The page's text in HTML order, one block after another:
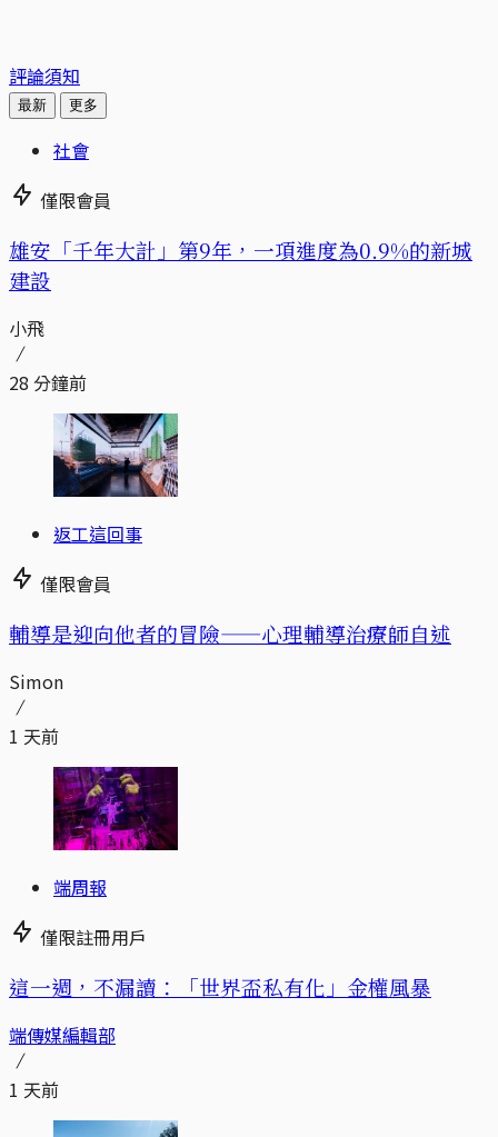
評論須知
最新 更多
社會
僅限會員
​​雄安「千年大計」第9年，一項進度為0.9%的新城
建設
小飛
28 分鐘前
返工這回事
僅限會員
輔導是迎向他者的冒險——心理輔導治療師自述
Simon
1 天前
端周報
僅限註冊用戶
這一週，不漏讀：「世界盃私有化」金權風暴
端傳媒編輯部
1 天前